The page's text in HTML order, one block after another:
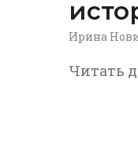
Ирина
Читать